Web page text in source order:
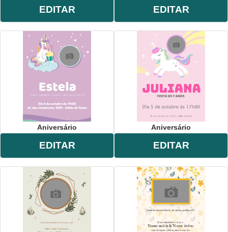
EDITAR EDITAR
Aniversário
EDITAR
Aniversário
EDITAR